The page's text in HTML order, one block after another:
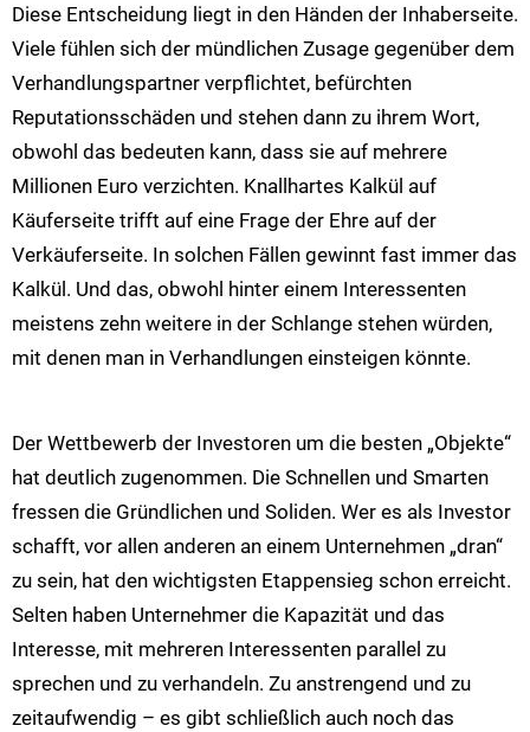
Diese Entscheidung liegt in den Händen der Inhaberseite.
Viele fühlen sich der mündlichen Zusage gegenüber dem
Verhandlungspartner verpflichtet, befürchten
Reputationsschäden und stehen dann zu ihrem Wort,
obwohl das bedeuten kann, dass sie auf mehrere
Millionen Euro verzichten. Knallhartes Kalkül auf
Käuferseite trifft auf eine Frage der Ehre auf der
Verkäuferseite. In solchen Fällen gewinnt fast immer das
Kalkül. Und das, obwohl hinter einem Interessenten
meistens zehn weitere in der Schlange stehen würden,
mit denen man in Verhandlungen einsteigen könnte.
Der Wettbewerb der Investoren um die besten „Objekte“
hat deutlich zugenommen. Die Schnellen und Smarten
fressen die Gründlichen und Soliden. Wer es als Investor
schafft, vor allen anderen an einem Unternehmen „dran“
zu sein, hat den wichtigsten Etappensieg schon erreicht.
Selten haben Unternehmer die Kapazität und das
Interesse, mit mehreren Interessenten parallel zu
sprechen und zu verhandeln. Zu anstrengend und zu
zeitaufwendig – es gibt schließlich auch noch das